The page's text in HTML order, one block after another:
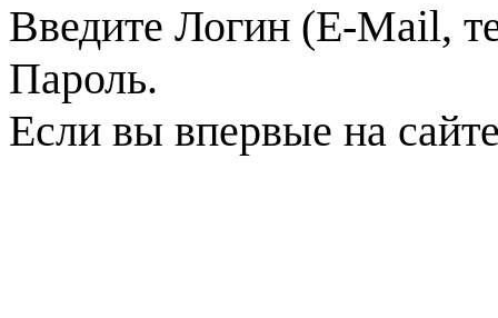
Введите Логин (E-Mail,
Пароль.
Если вы впервые на